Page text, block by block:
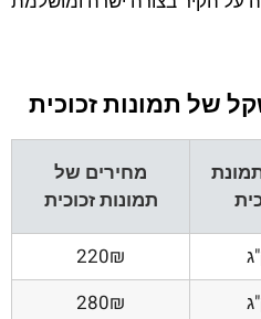
של תמונות זכוכית
מחירים של
תמונות זכוכית
220₪
280₪